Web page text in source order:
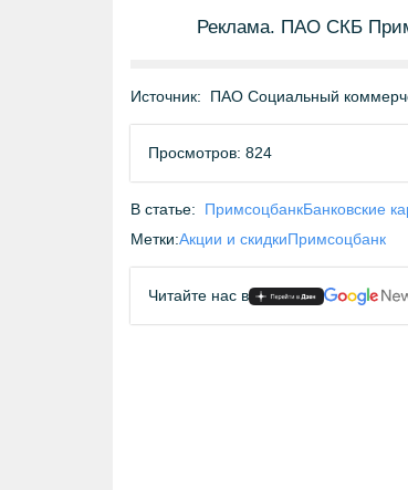
Реклама. ПАО СКБ
Источник: ПАО Социальный
Просмотров: 824
В статье: ПримсоцбанкБанковские
Метки:Акции и скидкиПримсоцбанк
Читайте нас в